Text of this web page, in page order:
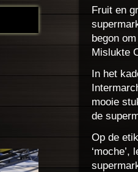
Fruit en
begon
Mislukte
In het
mooie
de
Op de